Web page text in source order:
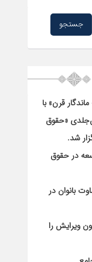
قرن» با
«حقوق
شد.
در حقوق
بانوان در
ویرایش را